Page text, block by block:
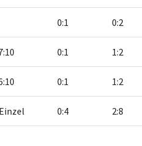
0:1 0:2
0:1 1:2
0:1 1:2
Einzel 0:4 2:8